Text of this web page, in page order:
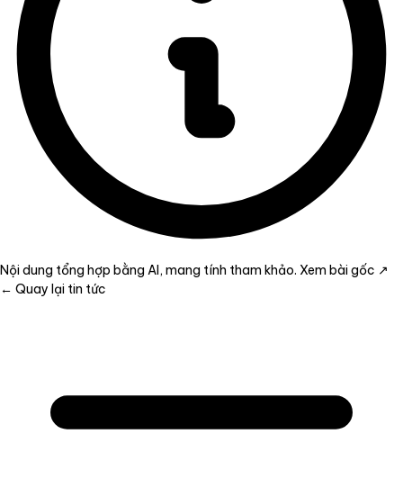
Nội dung tổng hợp bằng AI, mang tính tham khảo. Xem bài gốc ↗
← Quay lại tin tức